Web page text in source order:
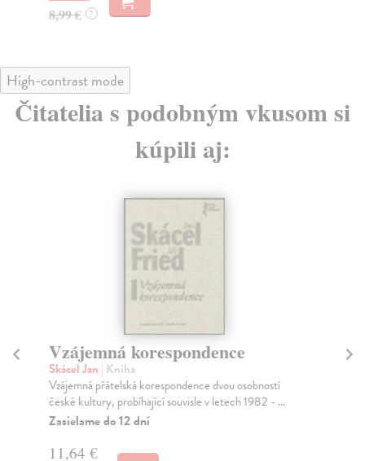
8,99 € ?
High-contrast mode
Čitatelia s podobným vkusom si
kúpili aj:
Vzájemná korespondence
Skácel Jan | Kniha
Vzájemná přátelská korespondence dvou osobností
české kultury, probíhající souvisle v letech 1982 - ...
Zasielame do 12 dní
11,64 €